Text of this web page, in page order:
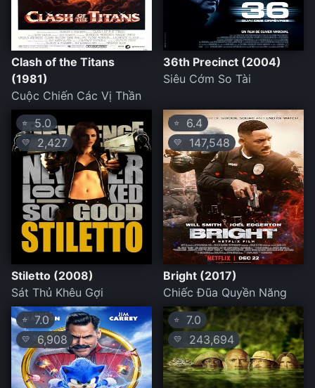
Clash of the Titans
(1981)
Cuộc Chiến Các Vị Thần
36th Precinct (2004)
Siêu Cớm So Tài
⭐ 5.0
💛 2,427
Stiletto (2008)
Sát Thủ Khêu Gợi
⭐ 6.4
💛 147,548
Bright (2017)
Chiếc Đũa Quyền Năng
⭐ 7.0
💛 6,908
⭐ 7.0
💛 243,694